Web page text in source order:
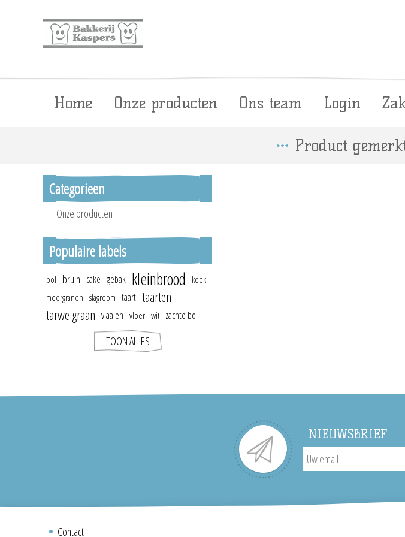
Home Onze producten Ons team Login
Product
Categorieen
Onze producten
Populaire labels
bol bruin cake gebak kleinbrood
koek
meergranen slagroom taart taarten
tarwe graan vlaaien vloer wit zachte bol
TOON ALLES
NIEUWSBRIEF
Contact